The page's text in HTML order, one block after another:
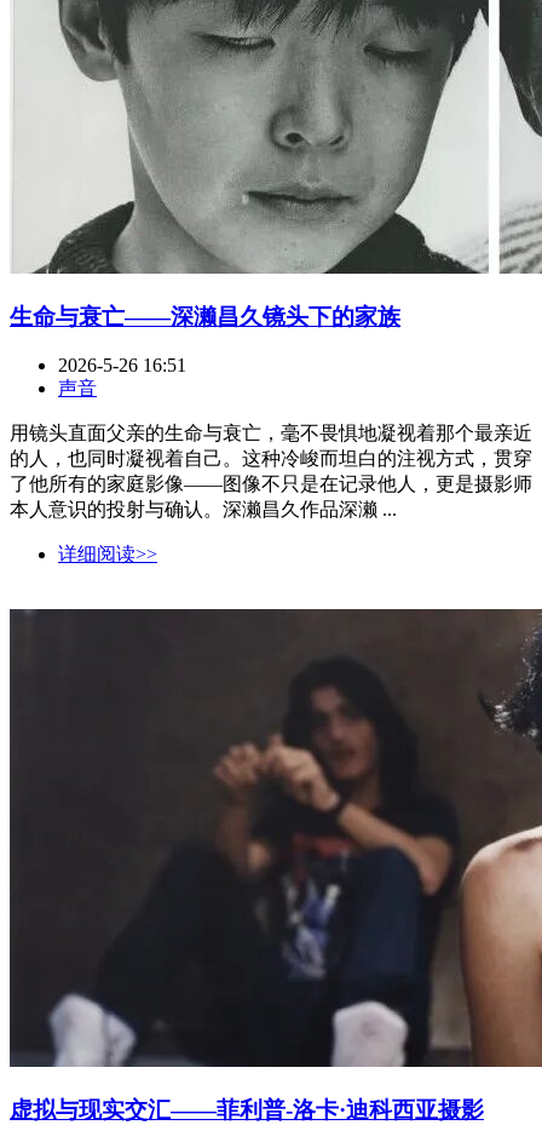
生命与衰亡——深濑昌久镜头下的家族
2026-5-26 16:51
声音
用镜头直面父亲的生命与衰亡，毫不畏惧地凝视着那个最亲近
的人，也同时凝视着自己。这种冷峻而坦白的注视方式，贯穿
了他所有的家庭影像——图像不只是在记录他人，更是摄影师
本人意识的投射与确认。深濑昌久作品深濑 ...
详细阅读>>
虚拟与现实交汇——菲利普-洛卡·迪科西亚摄影